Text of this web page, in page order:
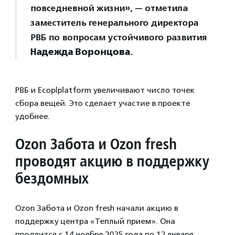
повседневной жизни», — отметила
заместитель генерального директора
РВБ по вопросам устойчивого развития
Надежда Воронцова.
РВБ и Ecoplplatform увеличивают число точек
сбора вещей. Это сделает участие в проекте
удобнее.
Ozon Забота и Ozon fresh
проводят акцию в поддержку
бездомных
Ozon Забота и Ozon fresh начали акцию в
поддержку центра «Теплый прием». Она